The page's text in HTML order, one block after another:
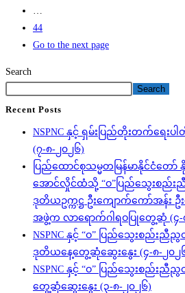
…
44
Go to the next page
Search
Search
Recent Posts
NSPNC နှင့် ရှမ်းပြည်တိုးတက်ရေးပ
(၇-၈-၂၀၂၆)
ပြည်ထောင်စုသမ္မတမြန်မာနိုင်ငံတော်
အောင်လှိုင်ထံသို့ “ဝ”ပြည်သွေးစည်းညီ
ဒုတိယဥက္ကဋ္ဌ ဦးကျောက်ကော်အန်
အဖွဲ့က လာရောက်ဂါရဝပြုတွေ့ဆုံ (၄-
NSPNC နှင့် “ဝ” ပြည်သွေးစည်းညီညွ
ဒုတိယနေ့တွေ့ဆုံဆွေးနွေး (၄-၈-၂၀၂
NSPNC နှင့် “ဝ” ပြည်သွေးစည်းညီညွ
တွေ့ဆုံဆွေးနွေး (၃-၈-၂၀၂၆)